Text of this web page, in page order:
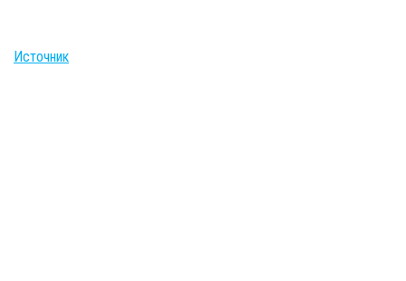
Источник